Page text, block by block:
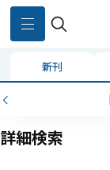
新刊
詳細検索
859